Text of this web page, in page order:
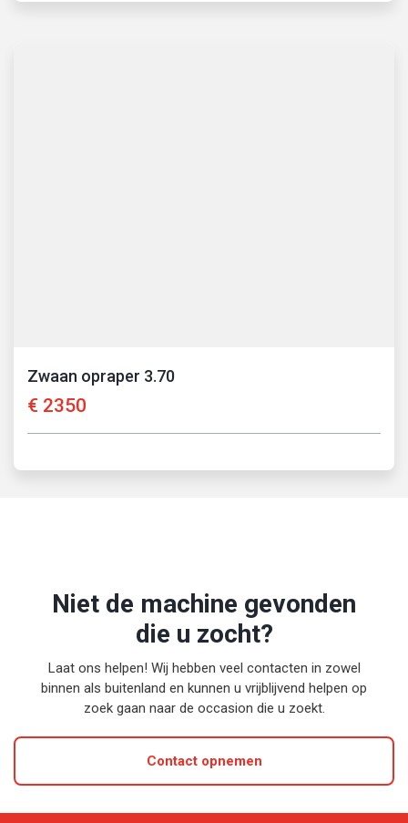
Zwaan opraper 3.70
€ 2350
Niet de machine gevonden
die u zocht?
Laat ons helpen! Wij hebben veel contacten in zowel
binnen als buitenland en kunnen u vrijblijvend helpen op
zoek gaan naar de occasion die u zoekt.
Contact opnemen